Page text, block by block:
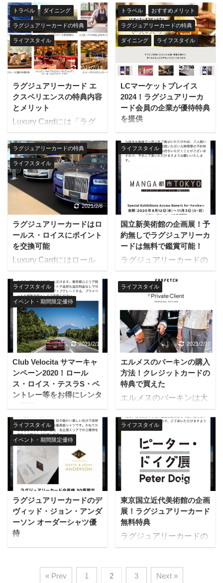
ッドスパを利用できま
す。 お出かけ前のスタイ
リングに、または仕事帰
りのリフレッシュに、多
様なシーンで活用できま
す。 特別優待価格 ヘア
セット（ダウンスタイ
ル）：2,000円（税別）
ヘアセット ...
ス Farfetch（ファーフ
ェッチ）にて、至れり尽
くせりのサービスを受け
られます。 Farfetchロイ
ヤルティプログラム上級
会員資格が提供されてい
るのはラグジュアリーカ
ード 会員限定なので ...
シェアリングサービス等
を提供するClub Velocità
では、多くのサービスを
Luxury Card（ラグジュ
アリーカード）会員限定
の価格でご用意していま
す。 ランボルギーニやフ
ェラーリなどスーパーカ
ーシェアリングやヘリコ
プター、ヨット、レスト
ラン、その他ラグジュア
す。 対象カードはあらゆ
るラグジュアリーカード
であり、チタンカード、
ブラックカード、ゴール
ドカードの全会員が使え
ます。 Club Velocità（ク
ラブヴェロシータ）とは
Club Velocità ...
の会員に提供される会員
誌です。 編集、デザイナ
ー、そしてライターから
構成される専門チーム
が、品質、価値、サービ
スに関心の高い富裕層の
ジュアリー関連の情報
を、季節ごとのテーマや
特集を提供しています。
グジュアリーカードであ
り、チタンカード、ブラ
ックカード、ゴールドカ
ードの全会員が使えま
す。 ラグジュアリーマガ
カードオンラインまたは
会員専用アプリから、い
つでもどこでも見ること
が可能です。 スマホアプ
リ ...
トラベル ダイニング
ラグジュアリーカードの特典
ライフスタイル
2021/2/13
ラグジュアリーカード エ
クスペリエンスの特典内容
とメリット
Luxury Cardには「ラグ
ジュアリーエクスペリエ
ンス」という優待パッケ
ージがあります。 ラグジ
ュアリーカードだからこ
そ提供できる非日常のプ
レミアム体験を楽しめま
す。 ５つ星ホテルに宿泊
しながらアメリカンフッ
トボール・Super Bowlを
VIPスイートで観戦する
ツアー ニューヨークブロ
ードウェイの“ハリーポッ
ターと呪い子”をプレミア
ムシートで鑑賞後キャス
トメンバーとのプライベ
ートディナー フランスで
心ゆくまで料理を堪能す
る７日間フランス料理ツ
アー 対象カードはあらゆ
るラグジュアリーカード
であり、チタ ...
トラベル おすすめメリット
ラグジュアリーカードの特典
ダイニング ライフスタイル
2024/3/28
LCマーケットプレイス
2024！ラグジュアリーカ
ード会員の企業が優待特典
を提供
LCマーケットプレイスと
は、ラグジュアリーカー
ドというひとつの共通点
を通し、会員同士が繋が
れる相互利益型のサービ
スです。 ラグジュアリー
カード法人決済用Gold
Card会員は、自社商品・
サービスを、ラグジュア
リーカード会員限定特別
プランや限定パッケージ
として提供することで、
ます。 全てのラグジュア
リーカード会員にとって
は、他にはないスペシャ
ルな優待やサービスをい
ち早く楽しめます。 優待
を使える地域や、種類の
バリエーションは着実に
増加しており、今後もさ
らなる多様化に期待でき
ます。 L ...
ラグジュアリーカードの特典
ライフスタイル
2021/2/8
ラグジュアリーカードはロ
ールス・ロイスにポイント
を交換可能
Luxury Cardにはロール
ス・ロイス関連のベネフ
ィットが存在していま
す。 ラグジュアリーカー
ドのポイント9,270,000
ポイントでロールス・ロ
イス ブラックバッジ
CULLINANと交換できま
す。手付金や一部車両価
格へのポイント充当も可
能です。 対象カードはあ
らゆるラグジュアリーカ
ド、ブラックカード、ゴ
ールドカードの全会員が
使えます。 ポイント交換
の対象車種 ブラック・バ
ッジはロールス・ロイス
の顧客の中でも個性的な
方々の要望に応える車種
で、リスクを冒し、常識
を打ち破って、独自 ...
ライフスタイル
2021/2/13
国立新美術館の企画展！予
約無しでラグジュアリーカ
ードは無料で鑑賞可能！
ラグジュアリーカードの
うち、ブラックカード、
ゴールドカードには、国
立新美術館、東京国立近
料になる特典がありま
す。 対象施設は国立新美
術館、東京国立近代美術
館（美術館・工芸館）で
す。 ラグジュアリーカー
ド ゴールド： 会期中い
料 ラグジュアリーカード
ブラック： 会期中の金曜
日限定で同伴者1名まで
無料 数ヶ月に一度企画展
は入れ替わるので、通年
を通して多様な芸術を楽
しめます。 開催中の優待
はスマホアプリ
（iPhone・Android）の
TicketsやOFFERS ...
ライフスタイル
イベント・期間限定優待
2021/2/13
Club Velocita サマーキャ
ンペーン2020！ロール
ス・ロイス・テスラS・ベ
ントレー等をお得にレンタ
ライフスタイル
2021/2/10
エルメスのバーキンの購入
方法！クレジットカードの
特典で買えた
エルメスのバーキンは大
人気のバッグですね。な
かなか手に入らず希少価
ヴァー垂涎のカバンで
す。 定価でエルメスのバ
ーキンを購入する方法
は、基本的には上顧客に
なるか、人脈経由で譲っ
てもらうことになりま
す。 エルメスのバーキン
典で購入可能に 別ルート
カード ゴールドの優待で
入れる「Farfetch Private
ライフスタイル
イベント・期間限定優待
2021/2/13
ラグジュアリーカードのデ
ヴィッド・ジョン・アンダ
ーソン オーダーシャツ優
待
ライフスタイル
2021/2/13
東京国立近代美術館の企画
展！ラグジュアリーカード
無料特典
ラグジュアリーカードの
うち、ブラックカード、
京国立近代美術館、国立
« Prev 1 2 3 Next »